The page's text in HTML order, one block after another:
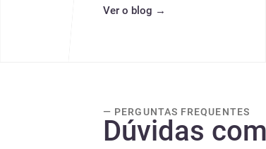
Ver o blog →
— PERGUNTAS FREQUENTES
Dúvidas